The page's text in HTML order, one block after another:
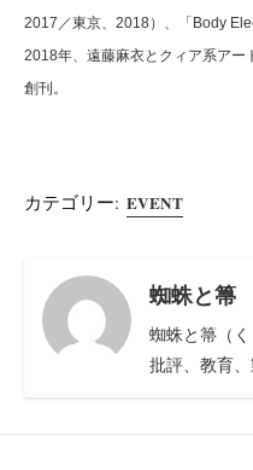
2017／東京、2018）、「Body
2018年、遠藤麻衣とクィア系ア
創刊。
カテゴリー: EVENT
蜘蛛と箒
蜘蛛と箒（
批評、教育